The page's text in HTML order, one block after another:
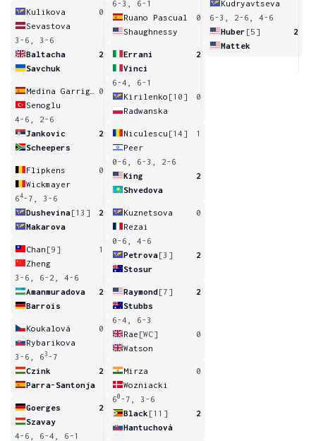
Kulikova
0
Sevastova
3-6, 3-6
Baltacha
2
Savchuk
0
Senoglu
4-6, 2-6
Jankovic
2
Scheepers
Flipkens
0
Wickmayer
64-7, 3-6
Dushevina[13]
2
Makarova
Chan [9]
1
Zheng
3-6, 6-2, 4-6
Amanmuradova
2
Barrois
Koukalová
0
Rybarikova
3-6, 63 -7
Czink
2
Parra-Santonja
Goerges
2
Szavay
4-6, 6-4, 6-1
6-3, 6-1
Ruano Pascual
0
Shaughnessy
Errani
2
Vinci
6-4, 6-1
Kirilenko [10]
0
Radwanska
Niculescu [14]
1
Peer
0-6, 6-3, 2-6
King
2
Shvedova
Kuznetsova
0
Rezai
0-6, 4-6
Petrova[3]
2
Stosur
Raymond[7]
2
Stubbs
6-4, 6-3
Rae [WC]
0
Watson
Mirza
0
Wozniacki
60 -7, 3-6
Black [11]
2
Hantuchová
Kudryavtseva
6-3, 2-6, 4-6
Huber [5]
2
Mattek